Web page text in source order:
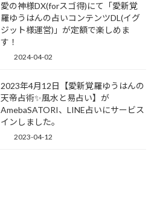
愛の神様DX(forスゴ得)にて「愛新覚
羅ゆうはんの占いコンテンツDL(イグ
ジット様運営)」が定額で楽しめま
す！
2024-04-02
2023年4月12日【愛新覚羅ゆうはんの
天帝占術✨風水と易占い】が
AmebaSATORI、LINE占いにサービス
インしました。
2023-04-12